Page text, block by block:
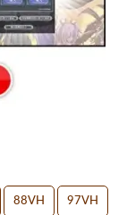
88VH 97VH